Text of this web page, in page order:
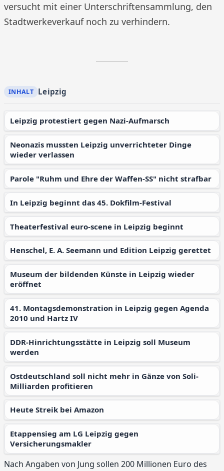
versucht mit einer Unterschriftensammlung, den
Stadtwerkeverkauf noch zu verhindern.
Leipzig
Leipzig protestiert gegen Nazi-Aufmarsch
Neonazis mussten Leipzig unverrichteter Dinge
wieder verlassen
Parole "Ruhm und Ehre der Waffen-SS" nicht strafbar
In Leipzig beginnt das 45. Dokfilm-Festival
Theaterfestival euro-scene in Leipzig beginnt
Henschel, E. A. Seemann und Edition Leipzig gerettet
Museum der bildenden Künste in Leipzig wieder
eröffnet
41. Montagsdemonstration in Leipzig gegen Agenda
2010 und Hartz IV
DDR-Hinrichtungsstätte in Leipzig soll Museum
werden
Ostdeutschland soll nicht mehr in Gänze von Soli-
Milliarden profitieren
Heute Streik bei Amazon
Etappensieg am LG Leipzig gegen
Versicherungsmakler
Nach Angaben von Jung sollen 200 Millionen Euro des